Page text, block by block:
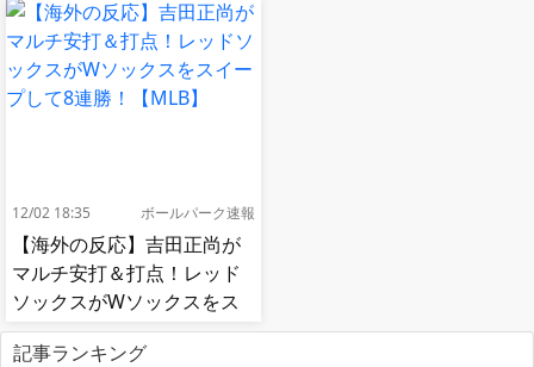
肘鉄を顔面に食らう[海外の
反応]
12/02 18:35 ボールパーク速報
【海外の反応】吉田正尚が
マルチ安打＆打点！レッド
ソックスがWソックスをス
イープして8連勝！【MLB】
記事ランキング